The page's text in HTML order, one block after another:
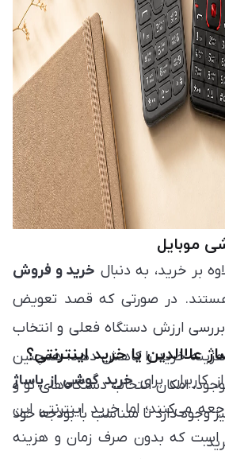
موبایل
بر خرید، به دنبال خرید و فروش
در صورتی که قصد تعویض
ارزش دستگاه فعلی و انتخاب
خرید را کاهش دهد. همچنین
امکان انتخاب دستگاه‌های نو و
وجود دارد تا متناسب با بودجه خود
علاالدین یا خرید اینترنتی؟
کاربران برایخرید گوشی از پاساژ
می‌کنند؛ اما خرید اینترنتی این
است که بدون صرف زمان و هزینه